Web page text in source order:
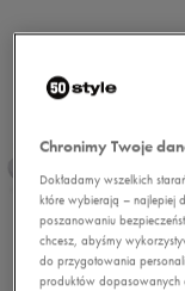
Chronimy Twoje
Dokładamy wszelkich
które wybierają – najlepiej
poszanowaniu
chcesz, abyśmy
do przygotowania
produktów dopasowanych